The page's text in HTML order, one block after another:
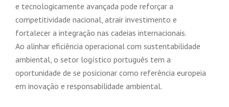
e tecnologicamente avançada pode reforçar a
competitividade nacional, atrair investimento e
fortalecer a integração nas cadeias internacionais.
Ao alinhar eficiência operacional com sustentabilidade
ambiental, o setor logístico português tem a
oportunidade de se posicionar como referência europeia
em inovação e responsabilidade ambiental.